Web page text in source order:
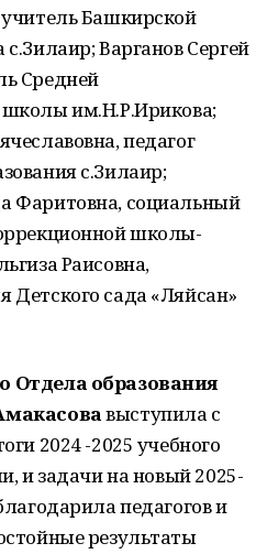
Башкирской
Варганов Сергей
Средней
школы им.Н.Р.Ирикова;
педагог
с.Зилаир;
Фаритовна, социальный
школы-
Раисовна,
сада «Ляйсан»
Отдела образования
выступила с
2024 -2025 учебного
и задачи на новый 2025-
педагогов и
результаты